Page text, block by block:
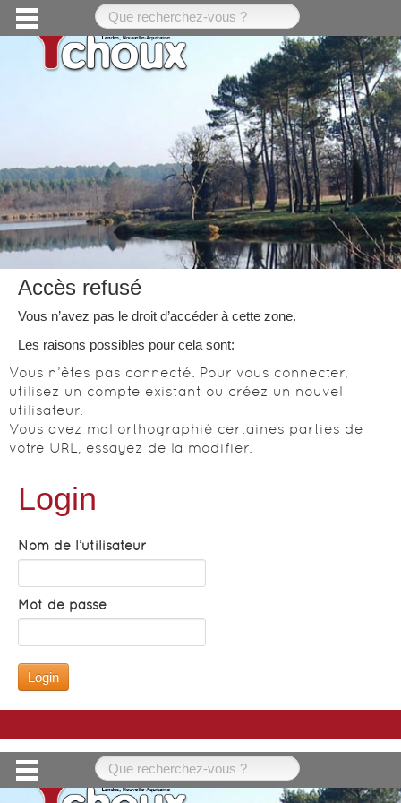
Accès refusé
Vous n’avez pas le droit d’accéder à cette zone.
Les raisons possibles pour cela sont:
Vous n’êtes pas connecté. Pour vous connecter,
utilisez un compte existant ou créez un nouvel
utilisateur.
Vous avez mal orthographié certaines parties de
votre URL, essayez de la modifier.
Login
Nom de l’utilisateur
Mot de passe
YCHOUX - Tél : +33 (0)5 58 82 36 01 - email :
mairie@ychoux.fr